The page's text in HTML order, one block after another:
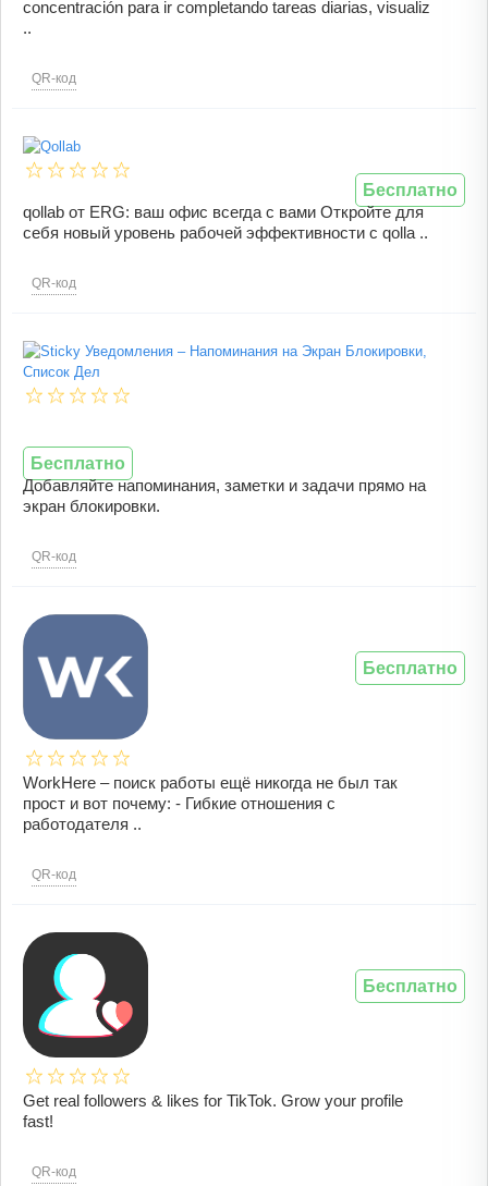
concentración para ir completando tareas diarias, visualiz
..
QR-код
qollab от ERG: ваш офис всегда с вами Откройте для
себя новый уровень рабочей эффективности с qolla ..
QR-код
Бесплатно
Добавляйте напоминания, заметки и задачи прямо на
экран блокировки.
QR-код
Бесплатно
WorkHere – поиск работы ещё никогда не был так
прост и вот почему: - Гибкие отношения с
работодателя ..
QR-код
Бесплатно
Get real followers & likes for TikTok. Grow your profile
fast!
QR-код
Бесплатно